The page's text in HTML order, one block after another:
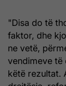
"Disa do të
faktor, dhe
ne vetë,
vendimeve të
këtë rezultat.